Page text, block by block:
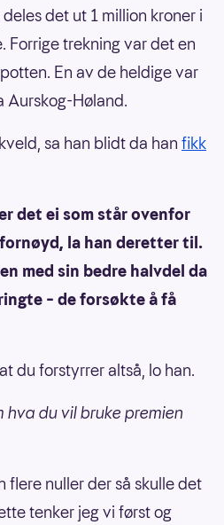
det ut 1 million kroner i
Forrige trekning var det en
En av de heldige var
Aurskog-Høland.
sa han blidt da han fikk
det ei som står ovenfor
la han deretter til.
med sin bedre halvdel da
– de forsøkte å få
du forstyrrer altså, lo han.
hva du vil bruke premien
nuller der så skulle det
tenker jeg vi først og